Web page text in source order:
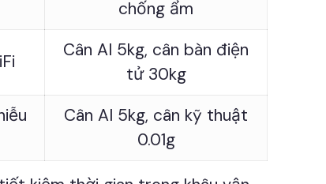
chống ẩm
Cân AI 5kg, cân bàn điện
tử 30kg
Cân AI 5kg, cân kỹ thuật
0.01g